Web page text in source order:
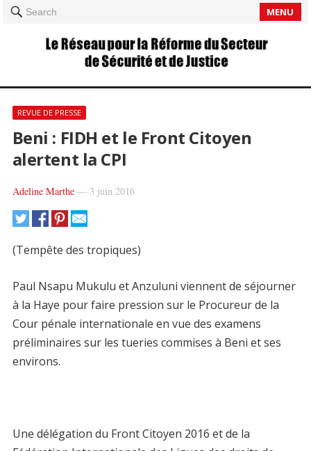
Search MENU
REVUE DE PRESSE
Beni : FIDH et le Front Citoyen
alertent la CPI
Adeline Marthe— 3 juin 2016
(Tempête des tropiques)
Paul Nsapu Mukulu et Anzuluni viennent de séjourner
à la Haye pour faire pression sur le Procureur de la
Cour pénale internationale en vue des examens
préliminaires sur les tueries commises à Beni et ses
environs.
Une délégation du Front Citoyen 2016 et de la